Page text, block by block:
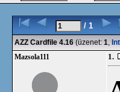
/ 1
AZZ Cardfile 4.16 (üzenet: 1,
Mazsola111 1.